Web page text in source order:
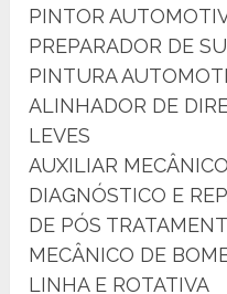
PINTOR
PREPARADOR DE
PINTURA
ALINHADOR DE
LEVES
AUXILIAR
DIAGNÓSTICO E
DE PÓS
MECÂNICO DE
LINHA E ROTATIVA